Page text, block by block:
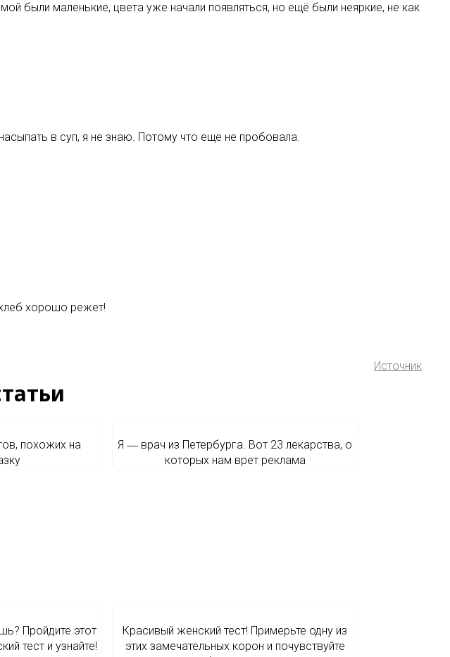
были маленькие, цвета уже начали появляться, но ещё были неяркие, не как
в суп, я не знаю. Потому что еще не пробовала.
хорошо режет!
Источник
похожих на
Я ― врач из Петербурга. Вот 23 лекарства, о
которых нам врет реклама
Пройдите этот
тест и узнайте!
Красивый женский тест! Примерьте одну из
этих замечательных корон и почувствуйте